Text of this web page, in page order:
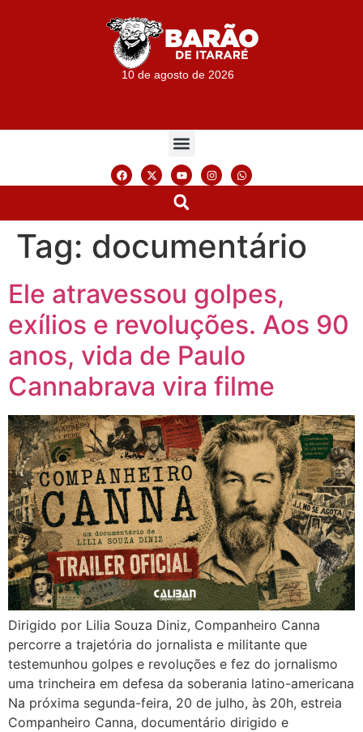
10 de agosto de 2026
Tag: documentário
Ele atravessou golpes,
exílios e revoluções. Aos 90
anos, vida de Paulo
Cannabrava vira filme
Dirigido por Lilia Souza Diniz, Companheiro Canna
percorre a trajetória do jornalista e militante que
testemunhou golpes e revoluções e fez do jornalismo
uma trincheira em defesa da soberania latino-americana
Na próxima segunda-feira, 20 de julho, às 20h, estreia
Companheiro Canna, documentário dirigido e